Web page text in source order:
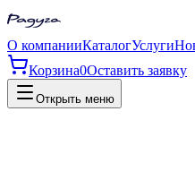
О компанииКаталогУслуги
Корзина0Оставить заявку
Открыть меню